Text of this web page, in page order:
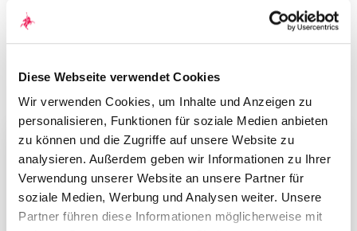
Diese Webseite verwendet Cookies
Wir verwenden Cookies, um Inhalte und Anzeigen zu
personalisieren, Funktionen für soziale Medien anbieten
zu können und die Zugriffe auf unsere Website zu
analysieren. Außerdem geben wir Informationen zu Ihrer
Verwendung unserer Website an unsere Partner für
soziale Medien, Werbung und Analysen weiter. Unsere
Partner führen diese Informationen möglicherweise mit
Do., 21.04.2022
8. „Quirin Champions“-Konferenz setzt
Cap-Unternehmen